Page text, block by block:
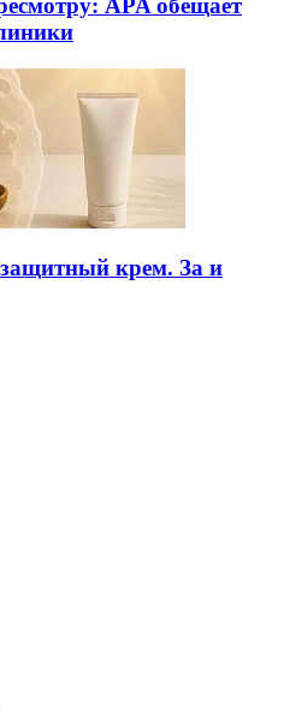
APA обещает
крем. За и